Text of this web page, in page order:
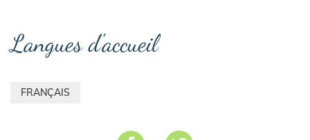
Langues d'accueil
FRANÇAIS